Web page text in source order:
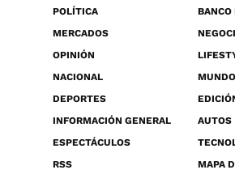
POLÍTICA
BANCO
MERCADOS
OPINIÓN
NACIONAL
MUNDO
DEPORTES
INFORMACIÓN GENERAL
AUTOS
ESPECTÁCULOS
RSS
MAPA